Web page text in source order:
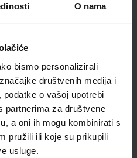
O nama
bismo personalizirali
društvenih medija i
o vašoj upotrebi
partnerima za društvene
a oni ih mogu kombinirati s
pružili ili koje su prikupili
usluge.
glazbene kulture za šesti
broj ministarstva:
5,54 €